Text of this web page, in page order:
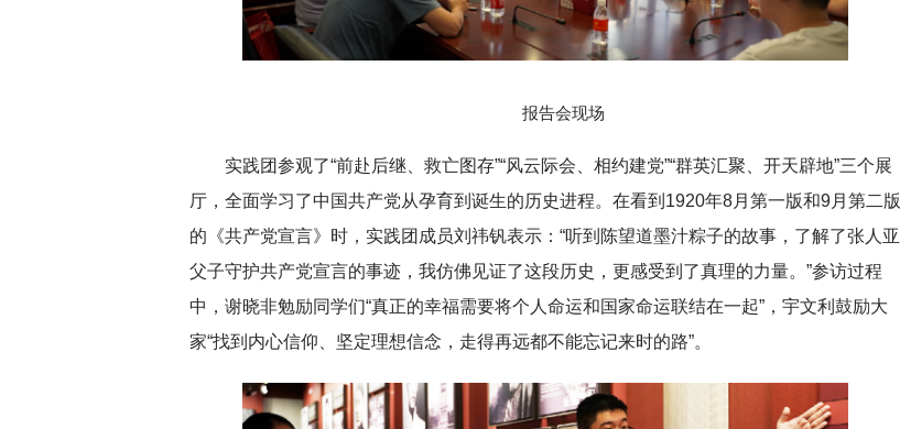
报告会现场
实践团参观了“前赴后继、救亡图存”“风云际会、相约建党”“群英汇聚、开天辟地”三个展
厅，全面学习了中国共产党从孕育到诞生的历史进程。在看到1920年8月第一版和9月第二版
的《共产党宣言》时，实践团成员刘祎钒表示：“听到陈望道墨汁粽子的故事，了解了张人亚
父子守护共产党宣言的事迹，我仿佛见证了这段历史，更感受到了真理的力量。”参访过程
中，谢晓非勉励同学们“真正的幸福需要将个人命运和国家命运联结在一起”，宇文利鼓励大
家“找到内心信仰、坚定理想信念，走得再远都不能忘记来时的路”。